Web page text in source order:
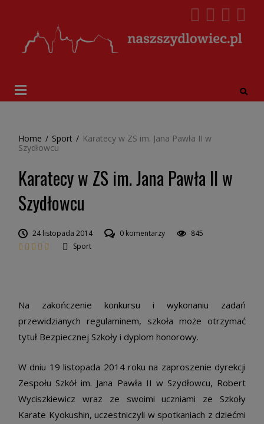
Home / Sport / Karatecy w ZS im. Jana Pawła II w
Szydłowcu
Karatecy w ZS im. Jana Pawła II w
Szydłowcu
24 listopada 2014 0 komentarzy
845
Sport
Na zakończenie konkursu i wykonaniu zadań
przewidzianych regulaminem, szkoła może otrzymać
tytuł Bezpiecznej Szkoły i dyplom honorowy.
W dniu 19 listopada 2014 roku na zaproszenie dyrekcji
Zespołu Szkół im. Jana Pawła II w Szydłowcu, Robert
Wyciszkiewicz wraz ze swoimi uczniami ze Szkoły
Karate Kyokushin, uczestniczyli w spotkaniach z dziećmi